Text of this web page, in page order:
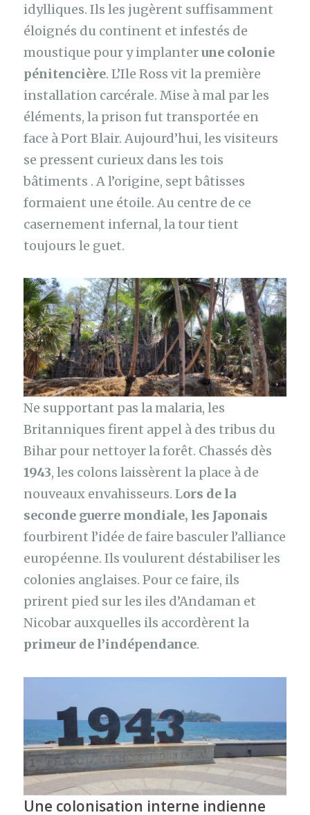
idylliques. Ils les jugèrent suffisamment
éloignés du continent et infestés de
moustique pour y implanterune colonie
pénitencière. L’Ile Ross vit la première
installation carcérale. Mise à mal par les
éléments, la prison fut transportée en
face à Port Blair. Aujourd’hui, les visiteurs
se pressent curieux dans les tois
bâtiments . A l’origine, sept bâtisses
formaient une étoile. Au centre de ce
casernement infernal, la tour tient
toujours le guet.
Ne supportant pas la malaria, les
Britanniques firent appel à des tribus du
Bihar pour nettoyer la forêt. Chassés dès
1943, les colons laissèrent la place à de
nouveaux envahisseurs. Lors de la
seconde guerre mondiale, les Japonais
fourbirent l’idée de faire basculer l’alliance
européenne. Ils voulurent déstabiliser les
colonies anglaises. Pour ce faire, ils
prirent pied sur les iles d’Andaman et
Nicobar auxquelles ils accordèrent la
primeur de l’indépendance.
Une colonisation interne indienne